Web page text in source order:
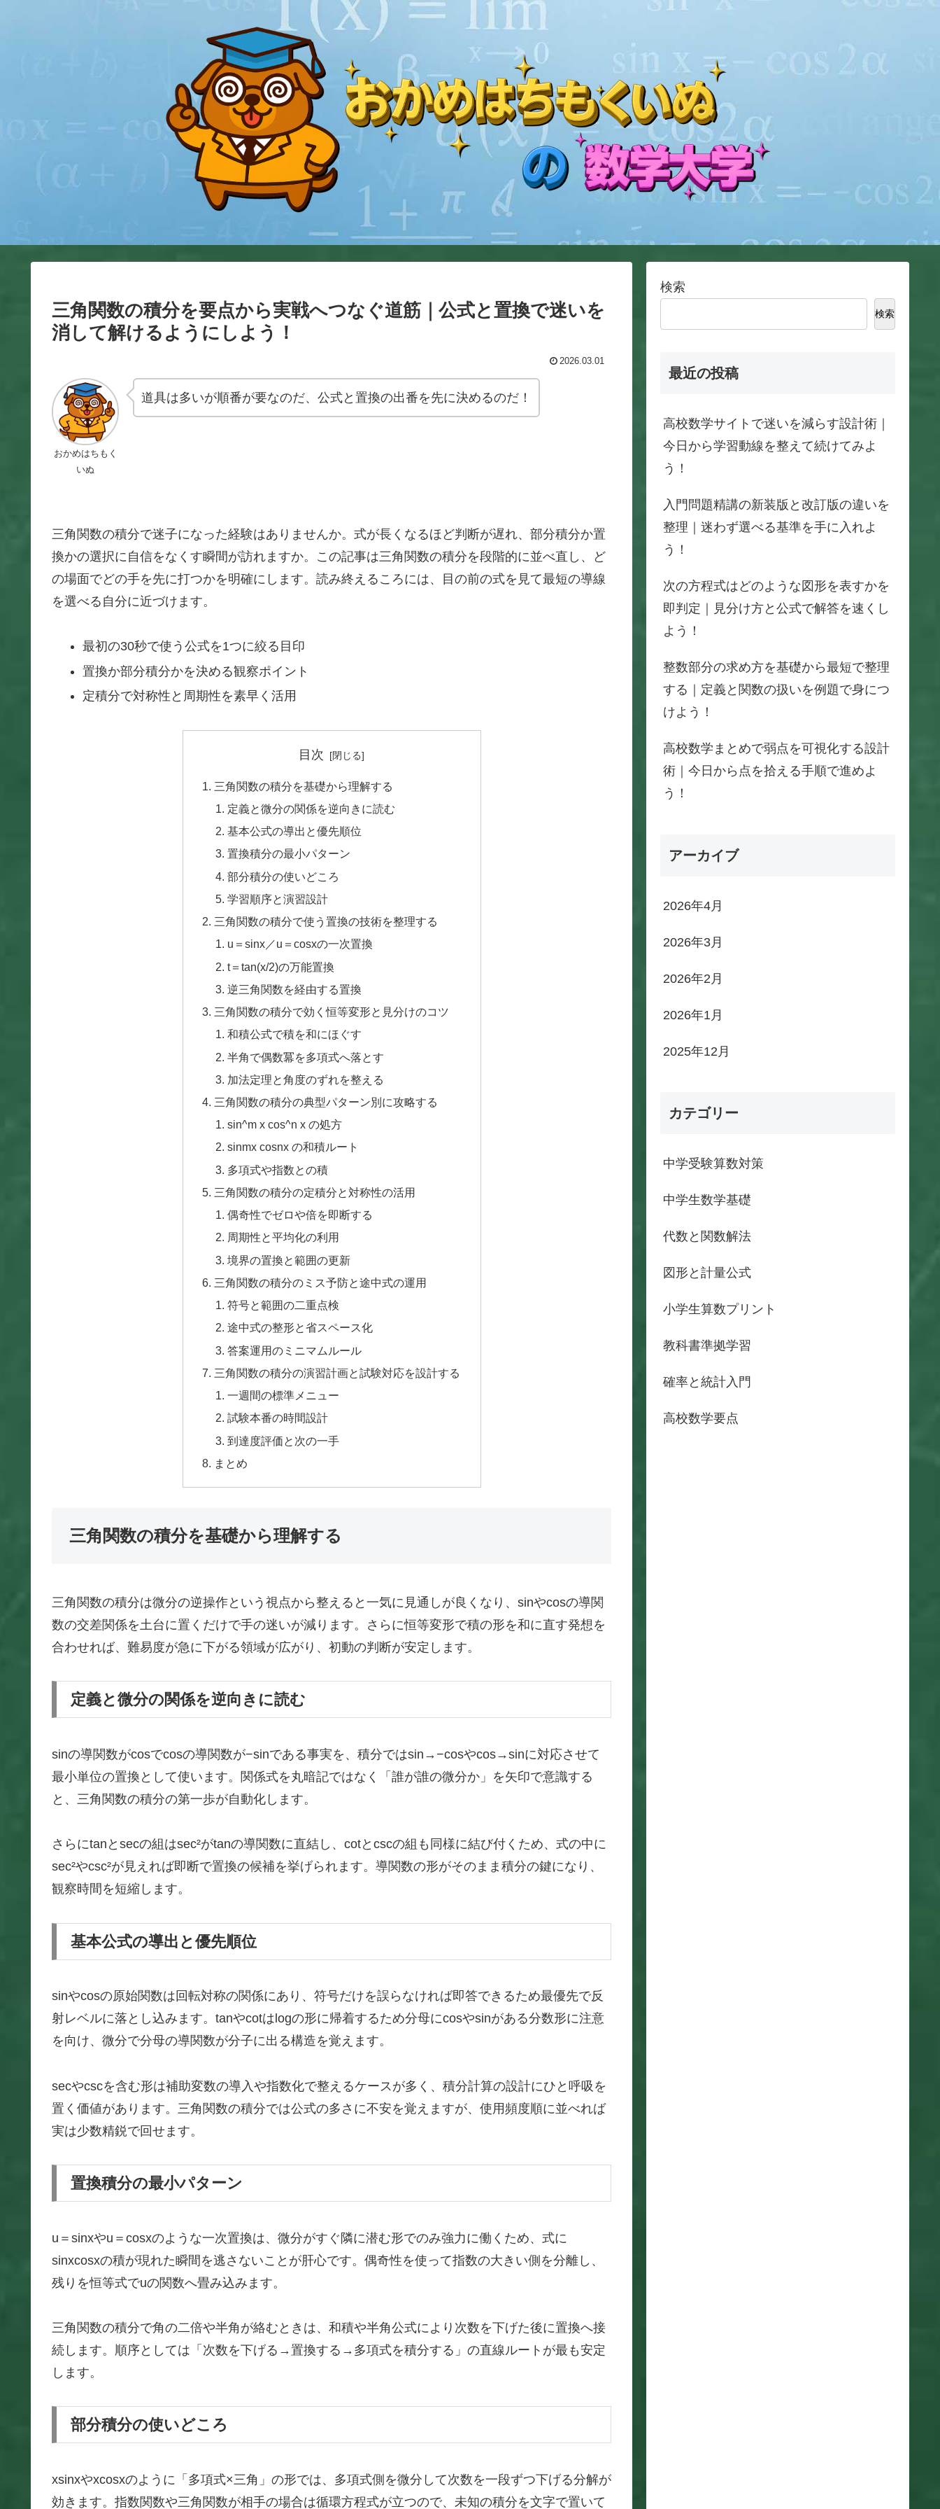
三角関数の積分を要点から実戦へつなぐ道筋｜公式と置換で迷いを
消して解けるようにしよう！
2026.03.01
おかめはちもく
いぬ
道具は多いが順番が要なのだ、公式と置換の出番を先に決めるのだ！
三角関数の積分で迷子になった経験はありませんか。式が長くなるほど判断が遅れ、部分積分か置
換かの選択に自信をなくす瞬間が訪れますか。この記事は三角関数の積分を段階的に並べ直し、ど
の場面でどの手を先に打つかを明確にします。読み終えるころには、目の前の式を見て最短の導線
を選べる自分に近づけます。
最初の30秒で使う公式を1つに絞る目印
置換か部分積分かを決める観察ポイント
定積分で対称性と周期性を素早く活用
目次
三角関数の積分を基礎から理解する
定義と微分の関係を逆向きに読む
基本公式の導出と優先順位
置換積分の最小パターン
部分積分の使いどころ
学習順序と演習設計
三角関数の積分で使う置換の技術を整理する
u＝sinx／u＝cosxの一次置換
t＝tan(x/2)の万能置換
逆三角関数を経由する置換
三角関数の積分で効く恒等変形と見分けのコツ
和積公式で積を和にほぐす
半角で偶数冪を多項式へ落とす
加法定理と角度のずれを整える
三角関数の積分の典型パターン別に攻略する
sin^m x cos^n x の処方
sinmx cosnx の和積ルート
多項式や指数との積
三角関数の積分の定積分と対称性の活用
偶奇性でゼロや倍を即断する
周期性と平均化の利用
境界の置換と範囲の更新
三角関数の積分のミス予防と途中式の運用
符号と範囲の二重点検
途中式の整形と省スペース化
答案運用のミニマムルール
三角関数の積分の演習計画と試験対応を設計する
一週間の標準メニュー
試験本番の時間設計
到達度評価と次の一手
まとめ
三角関数の積分を基礎から理解する
三角関数の積分は微分の逆操作という視点から整えると一気に見通しが良くなり、sinやcosの導関
数の交差関係を土台に置くだけで手の迷いが減ります。さらに恒等変形で積の形を和に直す発想を
合わせれば、難易度が急に下がる領域が広がり、初動の判断が安定します。
定義と微分の関係を逆向きに読む
sinの導関数がcosでcosの導関数が−sinである事実を、積分ではsin→−cosやcos→sinに対応させて
最小単位の置換として使います。関係式を丸暗記ではなく「誰が誰の微分か」を矢印で意識する
と、三角関数の積分の第一歩が自動化します。
さらにtanとsecの組はsec²がtanの導関数に直結し、cotとcscの組も同様に結び付くため、式の中に
sec²やcsc²が見えれば即断で置換の候補を挙げられます。導関数の形がそのまま積分の鍵になり、
観察時間を短縮します。
基本公式の導出と優先順位
sinやcosの原始関数は回転対称の関係にあり、符号だけを誤らなければ即答できるため最優先で反
射レベルに落とし込みます。tanやcotはlogの形に帰着するため分母にcosやsinがある分数形に注意
を向け、微分で分母の導関数が分子に出る構造を覚えます。
secやcscを含む形は補助変数の導入や指数化で整えるケースが多く、積分計算の設計にひと呼吸を
置く価値があります。三角関数の積分では公式の多さに不安を覚えますが、使用頻度順に並べれば
実は少数精鋭で回せます。
置換積分の最小パターン
u＝sinxやu＝cosxのような一次置換は、微分がすぐ隣に潜む形でのみ強力に働くため、式に
sinxcosxの積が現れた瞬間を逃さないことが肝心です。偶奇性を使って指数の大きい側を分離し、
残りを恒等式でuの関数へ畳み込みます。
三角関数の積分で角の二倍や半角が絡むときは、和積や半角公式により次数を下げた後に置換へ接
続します。順序としては「次数を下げる→置換する→多項式を積分する」の直線ルートが最も安定
します。
部分積分の使いどころ
xsinxやxcosxのように「多項式×三角」の形では、多項式側を微分して次数を一段ずつ下げる分解が
効きます。指数関数や三角関数が相手の場合は循環方程式が立つので、未知の積分を文字で置いて
検索
検索
最近の投稿
高校数学サイトで迷いを減らす設計術｜
今日から学習動線を整えて続けてみよ
う！
入門問題精講の新装版と改訂版の違いを
整理｜迷わず選べる基準を手に入れよ
う！
次の方程式はどのような図形を表すかを
即判定｜見分け方と公式で解答を速くし
よう！
整数部分の求め方を基礎から最短で整理
する｜定義と関数の扱いを例題で身につ
けよう！
高校数学まとめで弱点を可視化する設計
術｜今日から点を拾える手順で進めよ
う！
アーカイブ
2026年4月
2026年3月
2026年2月
2026年1月
2025年12月
カテゴリー
中学受験算数対策
中学生数学基礎
代数と関数解法
図形と計量公式
小学生算数プリント
教科書準拠学習
確率と統計入門
高校数学要点